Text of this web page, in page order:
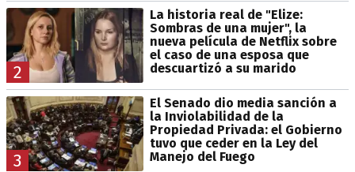
2
La historia real de "Elize:
Sombras de una mujer", la
nueva película de Netflix sobre
el caso de una esposa que
descuartizó a su marido
3
El Senado dio media sanción a
la Inviolabilidad de la
Propiedad Privada: el Gobierno
tuvo que ceder en la Ley del
Manejo del Fuego